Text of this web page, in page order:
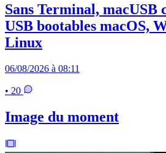
Sans Terminal, macUSB
USB bootables macOS,
Linux
06/08/2026 à 08:11
• 20
Image du moment